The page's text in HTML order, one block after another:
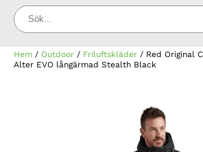
Sök:
Hem / Outdoor / Friluftskläder / Red Original
Alter EVO långärmad Stealth Black